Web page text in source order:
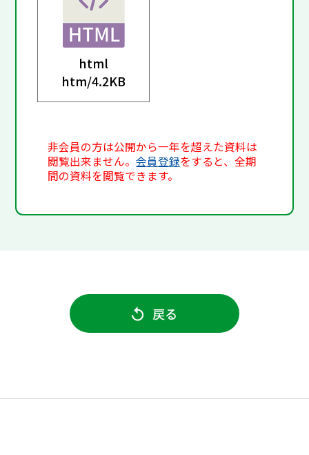
html
htm/4.2KB
非会員の方は公開から一年を超えた資料は
閲覧出来ません。会員登録をすると、全期
間の資料を閲覧できます。
戻る